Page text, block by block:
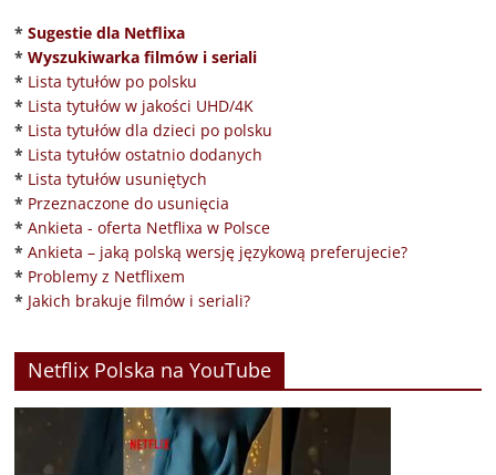
* Sugestie dla Netflixa
* Wyszukiwarka filmów i seriali
* Lista tytułów po polsku
* Lista tytułów w jakości UHD/4K
* Lista tytułów dla dzieci po polsku
* Lista tytułów ostatnio dodanych
* Lista tytułów usuniętych
* Przeznaczone do usunięcia
* Ankieta - oferta Netflixa w Polsce
* Ankieta – jaką polską wersję językową preferujecie?
* Problemy z Netflixem
* Jakich brakuje filmów i seriali?
Netflix Polska na YouTube